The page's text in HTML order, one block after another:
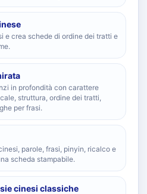
e crea schede di ordine dei tratti e
in profondità con carattere
struttura, ordine dei tratti,
per frasi.
parole, frasi, pinyin, ricalco e
scheda stampabile.
cinesi classiche